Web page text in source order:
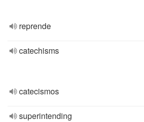
reprende
catechisms
catecismos
superintending